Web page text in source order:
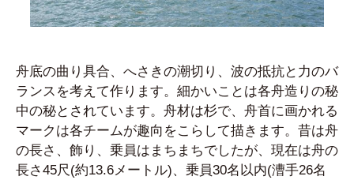
舟底の曲り具合、へさきの潮切り、波の抵抗と力のバ
ランスを考えて作ります。細かいことは各舟造りの秘
中の秘とされています。舟材は杉で、舟首に画かれる
マークは各チームが趣向をこらして描きます。昔は舟
の長さ、飾り、乗員はまちまちでしたが、現在は舟の
長さ45尺(約13.6メートル)、乗員30名以内(漕手26名